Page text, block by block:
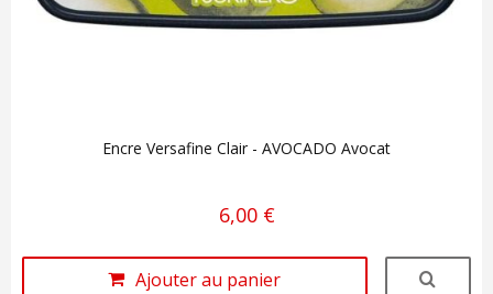
Encre Versafine Clair - AVOCADO Avocat
6,00 €
Ajouter au panier